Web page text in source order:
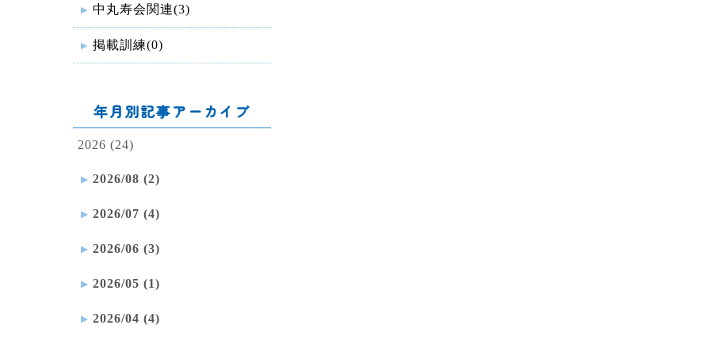
中丸寿会関連(3)
掲載訓練(0)
年月別記事アーカイブ
2026 (24)
2026/08 (2)
2026/07 (4)
2026/06 (3)
2026/05 (1)
2026/04 (4)